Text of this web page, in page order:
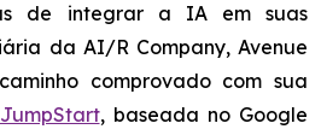
de integrar a IA em suas
da AI/R Company, Avenue
comprovado com sua
, baseada no Google